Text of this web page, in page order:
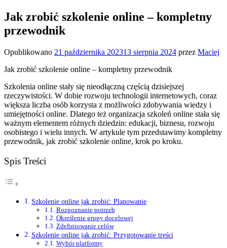
Jak zrobić szkolenie online – kompletny
przewodnik
Opublikowano 21 października 202313 sierpnia 2024 przez Maciej
Jak zrobić szkolenie online – kompletny przewodnik
Szkolenia online stały się nieodłączną częścią dzisiejszej
rzeczywistości. W dobie rozwoju technologii internetowych, coraz
większa liczba osób korzysta z możliwości zdobywania wiedzy i
umiejętności online. Dlatego też organizacja szkoleń online stała się
ważnym elementem różnych dziedzin: edukacji, biznesu, rozwoju
osobistego i wielu innych. W artykule tym przedstawimy kompletny
przewodnik, jak zrobić szkolenie online, krok po kroku.
Spis Treści
Szkolenie online jak zrobić: Planowanie
Rozpoznanie potrzeb
Określenie grupy docelowej
Zdefiniowanie celów
Szkolenie online jak zrobić: Przygotowanie treści
Wybór platformy